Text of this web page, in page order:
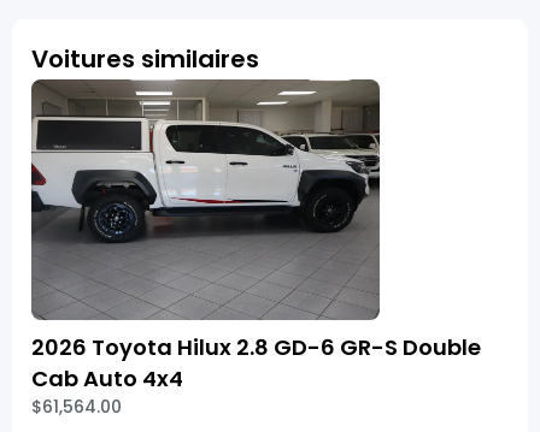
Voitures similaires
2026 Toyota Hilux 2.8 GD-6 GR-S Double
Cab Auto 4x4
$61,564.00